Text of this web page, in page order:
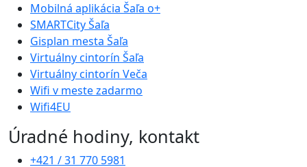
Mobilná aplikácia Šaľa o+
SMARTCity Šaľa
Gisplan mesta Šaľa
Virtuálny cintorín Šaľa
Virtuálny cintorín Veča
Wifi v meste zadarmo
Wifi4EU
Úradné hodiny, kontakt
+421 / 31 770 5981